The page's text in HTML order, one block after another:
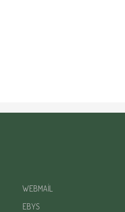
WEBMAİL
EBYS